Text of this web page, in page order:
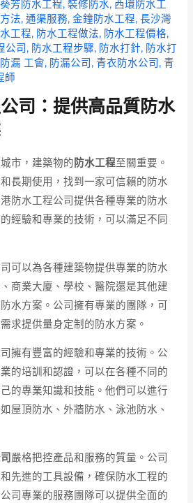
葵芳防水工程,裝修防水,西環防水工
法,通渠服務,金鐘防水工程,長沙灣
工程, 防水工程做法, 防水工程價格,
公司 , 防水工程步驟, 防水打針, 防水打
漏 工會, 防漏公司 ,青衣防水公司 ,青
師
司：提供高品質防水
市，建築物的防水工程至關重要。
長期使用，找到一家可信賴的防水
防水工程公司提供各種專業的防水
經驗和專業的技術，可以滿足不同
可以為各種建築物提供專業的防水
商業大廈、學校、醫院還是其他建
水方案。公司擁有專業的團隊，可
求提供量身定制的防水方案。
擁有豐富的經驗和專業的技術。公
的培訓和認證，可以在各種不同的
的專業知識和技能。他們可以進行
屋頂防水、外牆防水、泳池防水、
嚴格把控產品和服務的質量。公司
先進的工具設備，確保防水工程的
司專業的服務團隊可以提供全面的